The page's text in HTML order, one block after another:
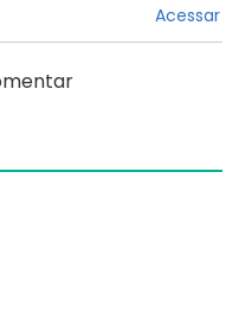
Acessar